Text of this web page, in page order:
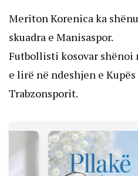
Meriton Korenica ka
skuadra e Manisaspor.
Futbollisti kosovar shënoi
e lirë në ndeshjen e
Trabzonsporit.